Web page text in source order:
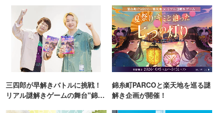
三四郎が早解きバトルに挑戦！
リアル謎解きゲームの舞台"錦糸
錦糸町PARCOと楽天地を巡る謎
解き企画が開催！